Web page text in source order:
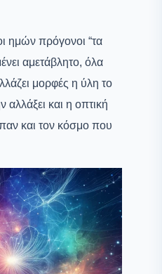
ημών πρόγονοι “τα
αμετάβλητο, όλα
μορφές η ύλη το
αλλάξει και η οπτική
και τον κόσμο που